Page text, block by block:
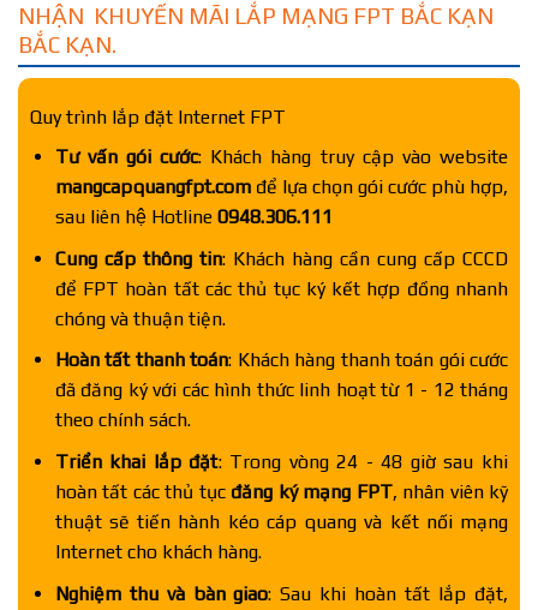
NHẬN KHUYẾN MÃI LẮP MẠNG FPT BẮC KẠN
BẮC KẠN.
Quy trình lắp đặt Internet FPT
Tư vấn gói cước: Khách hàng truy cập vào website
mangcapquangfpt.comđể lựa chọn gói cước phù hợp,
sau liên hệ Hotline 0948.306.111
Cung cấp thông tin: Khách hàng cần cung cấp CCCD
để FPT hoàn tất các thủ tục ký kết hợp đồng nhanh
chóng và thuận tiện.
Hoàn tất thanh toán: Khách hàng thanh toán gói cước
đã đăng ký với các hình thức linh hoạt từ 1 - 12 tháng
theo chính sách.
Triển khai lắp đặt: Trong vòng 24 - 48 giờ sau khi
hoàn tất các thủ tục đăng ký mạng FPT, nhân viên kỹ
thuật sẽ tiến hành kéo cáp quang và kết nối mạng
Internet cho khách hàng.
Nghiệm thu và bàn giao: Sau khi hoàn tất lắp đặt,